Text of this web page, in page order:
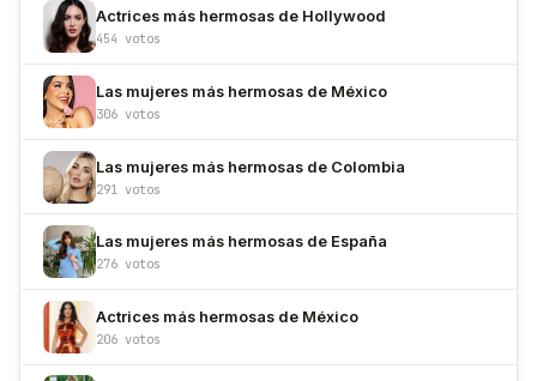
Actrices más hermosas de Hollywood
454 votos
Las mujeres más hermosas de México
306 votos
Las mujeres más hermosas de Colombia
291 votos
Las mujeres más hermosas de España
276 votos
Actrices más hermosas de México
206 votos